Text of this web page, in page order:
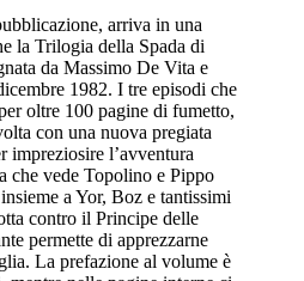
arriva in una
la Trilogia della Spada di
da Massimo De Vita e
1982. I tre episodi che
oltre 100 pagine di fumetto,
con una nuova pregiata
impreziosire l’avventura
che vede Topolino e Pippo
a Yor, Boz e tantissimi
contro il Principe delle
permette di apprezzarne
La prefazione al volume è